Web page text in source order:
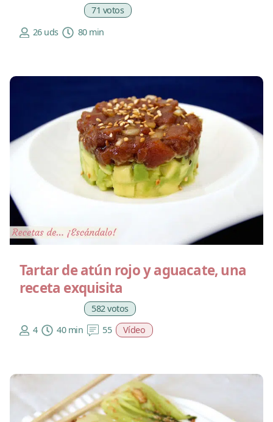
71 votos
26 uds
80 min
Tartar de atún rojo y aguacate, una
receta exquisita
582 votos
4
40 min 55 Vídeo